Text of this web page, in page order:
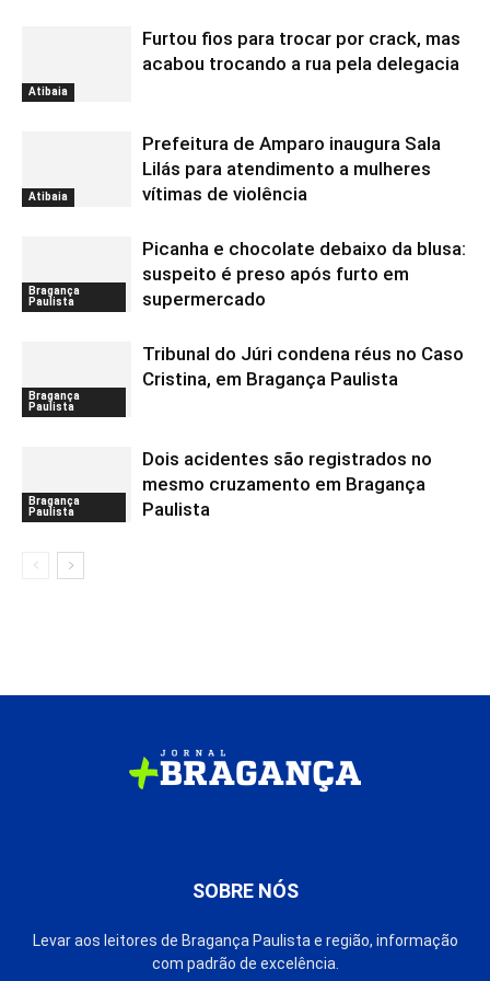
Atibaia
Furtou fios para trocar por crack, mas
acabou trocando a rua pela delegacia
Atibaia
Prefeitura de Amparo inaugura Sala
Lilás para atendimento a mulheres
vítimas de violência
Bragança
Paulista
Picanha e chocolate debaixo da blusa:
suspeito é preso após furto em
supermercado
Bragança
Paulista
Tribunal do Júri condena réus no Caso
Cristina, em Bragança Paulista
Bragança
Paulista
Dois acidentes são registrados no
mesmo cruzamento em Bragança
Paulista
SOBRE NÓS
Levar aos leitores de Bragança Paulista e região, informação
com padrão de excelência.